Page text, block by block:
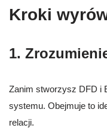
Kroki
1.
Zanim stworzysz DFD i
systemu. Obejmuje to
relacji.